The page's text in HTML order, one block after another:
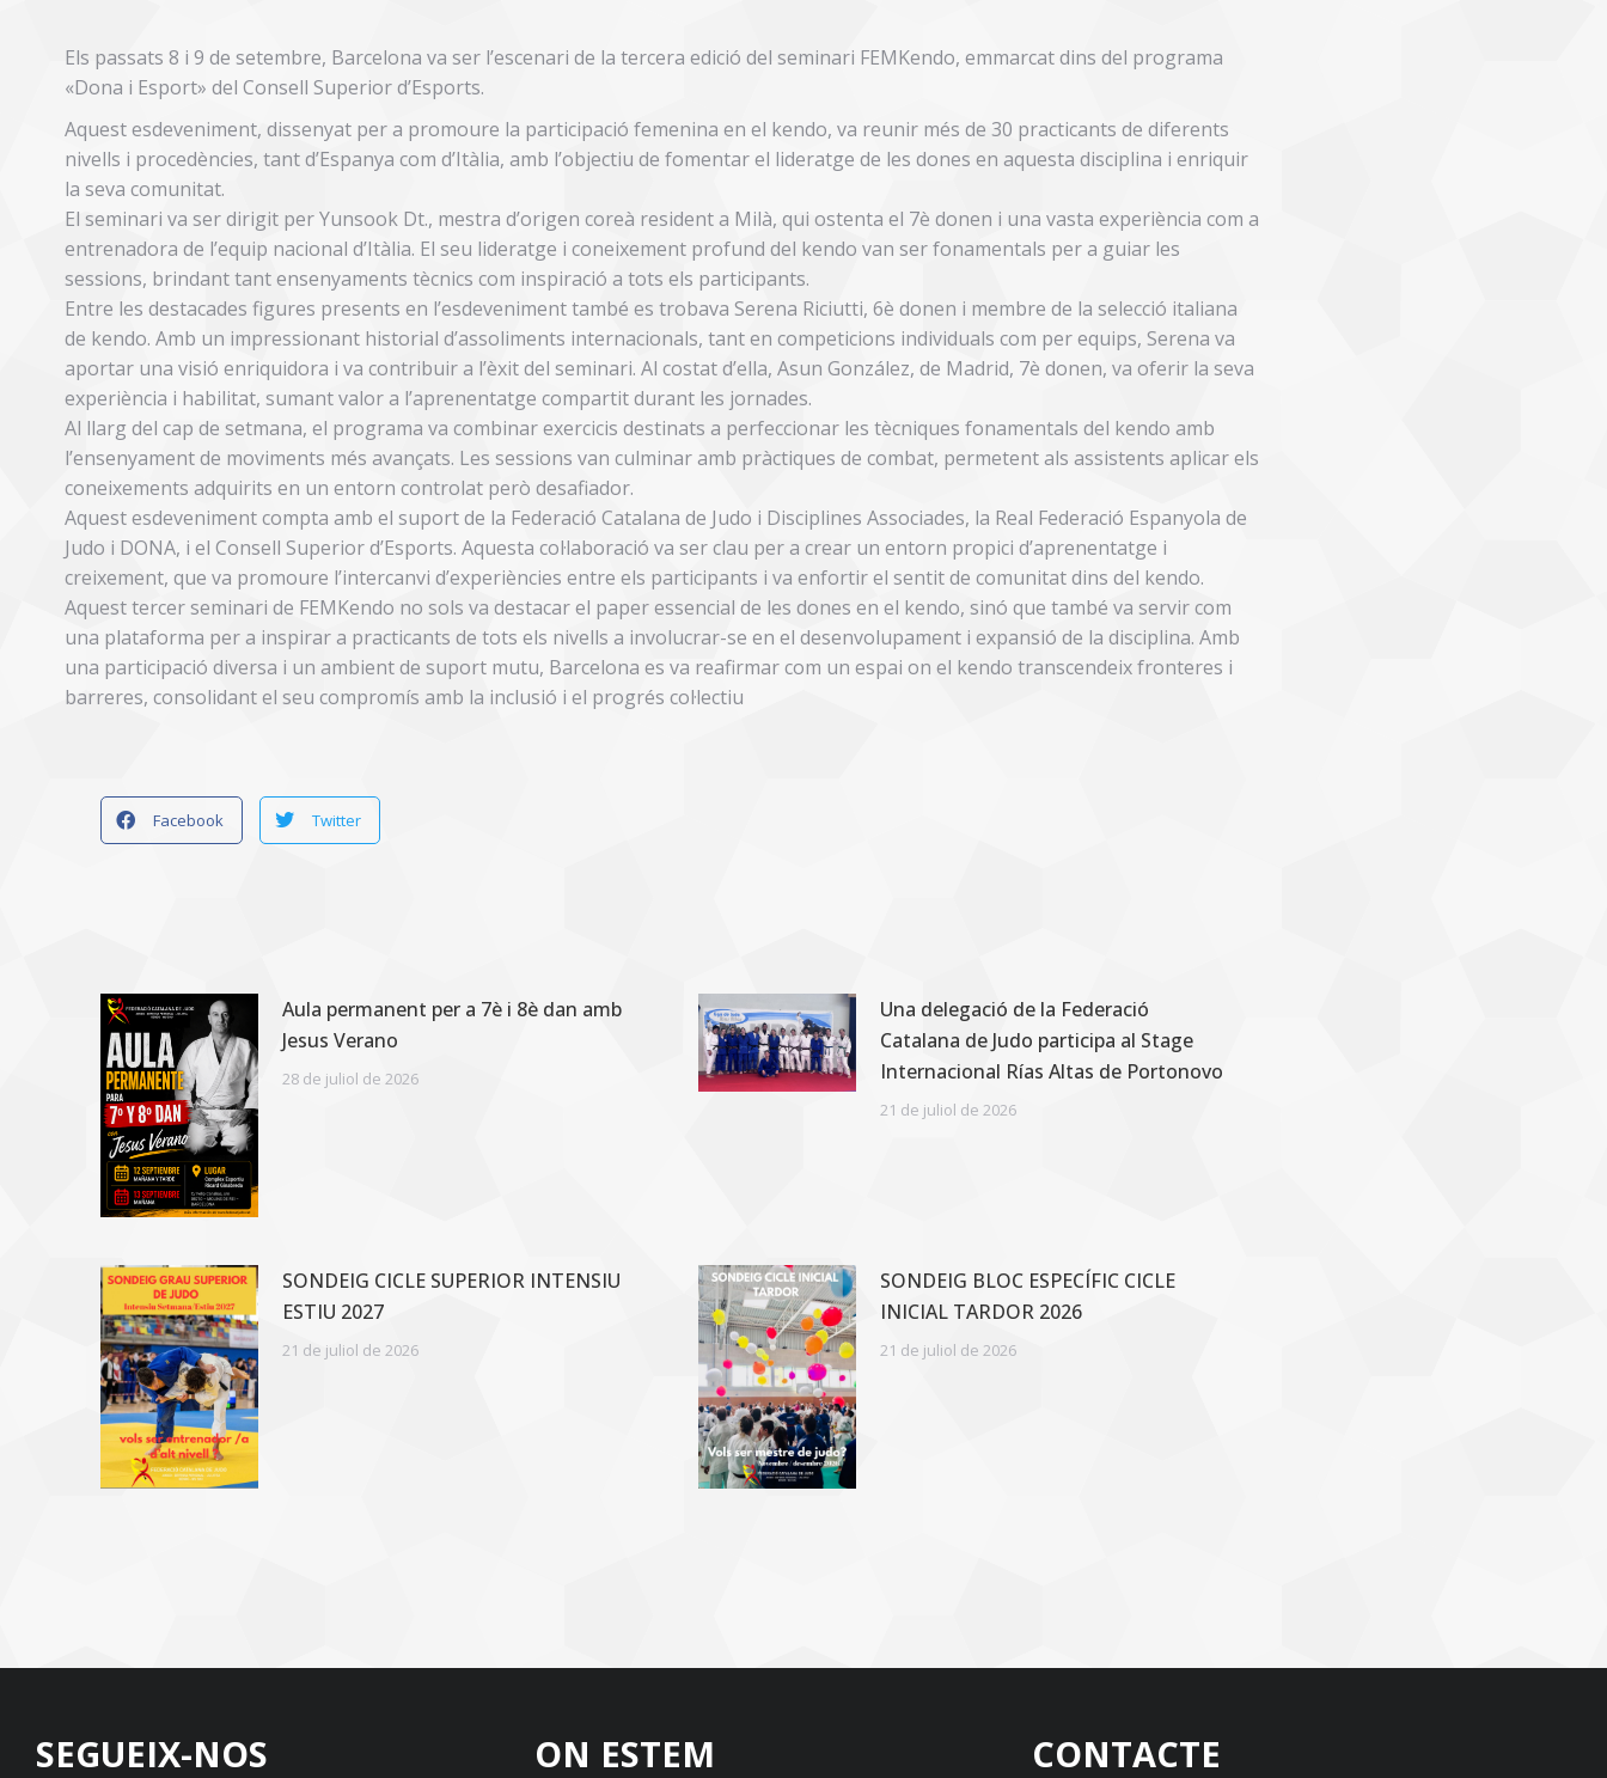
Els passats 8 i 9 de setembre, Barcelona va ser l’escenari de la tercera edició del seminari FEMKendo, emmarcat dins del programa
«Dona i Esport» del Consell Superior d’Esports.
Aquest esdeveniment, dissenyat per a promoure la participació femenina en el kendo, va reunir més de 30 practicants de diferents
nivells i procedències, tant d’Espanya com d’Itàlia, amb l’objectiu de fomentar el lideratge de les dones en aquesta disciplina i enriquir
la seva comunitat.
El seminari va ser dirigit per Yunsook Dt., mestra d’origen coreà resident a Milà, qui ostenta el 7è donen i una vasta experiència com a
entrenadora de l’equip nacional d’Itàlia. El seu lideratge i coneixement profund del kendo van ser fonamentals per a guiar les
sessions, brindant tant ensenyaments tècnics com inspiració a tots els participants.
Entre les destacades figures presents en l’esdeveniment també es trobava Serena Riciutti, 6è donen i membre de la selecció italiana
de kendo. Amb un impressionant historial d’assoliments internacionals, tant en competicions individuals com per equips, Serena va
aportar una visió enriquidora i va contribuir a l’èxit del seminari. Al costat d’ella, Asun González, de Madrid, 7è donen, va oferir la seva
experiència i habilitat, sumant valor a l’aprenentatge compartit durant les jornades.
Al llarg del cap de setmana, el programa va combinar exercicis destinats a perfeccionar les tècniques fonamentals del kendo amb
l’ensenyament de moviments més avançats. Les sessions van culminar amb pràctiques de combat, permetent als assistents aplicar els
coneixements adquirits en un entorn controlat però desafiador.
Aquest esdeveniment compta amb el suport de la Federació Catalana de Judo i Disciplines Associades, la Real Federació Espanyola de
Judo i DONA, i el Consell Superior d’Esports. Aquesta col·laboració va ser clau per a crear un entorn propici d’aprenentatge i
creixement, que va promoure l’intercanvi d’experiències entre els participants i va enfortir el sentit de comunitat dins del kendo.
Aquest tercer seminari de FEMKendo no sols va destacar el paper essencial de les dones en el kendo, sinó que també va servir com
una plataforma per a inspirar a practicants de tots els nivells a involucrar-se en el desenvolupament i expansió de la disciplina. Amb
una participació diversa i un ambient de suport mutu, Barcelona es va reafirmar com un espai on el kendo transcendeix fronteres i
barreres, consolidant el seu compromís amb la inclusió i el progrés col·lectiu
Facebook Twitter
Aula permanent per a 7è i 8è dan amb
Jesus Verano
28 de juliol de 2026
Una delegació de la Federació
Catalana de Judo participa al Stage
Internacional Rías Altas de Portonovo
21 de juliol de 2026
SONDEIG CICLE SUPERIOR INTENSIU
ESTIU 2027
21 de juliol de 2026
SONDEIG BLOC ESPECÍFIC CICLE
INICIAL TARDOR 2026
21 de juliol de 2026
SEGUEIX-NOS ON ESTEM CONTACTE